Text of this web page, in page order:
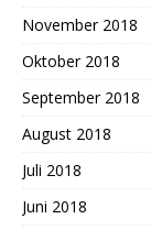
November 2018
Oktober 2018
September 2018
August 2018
Juli 2018
Juni 2018